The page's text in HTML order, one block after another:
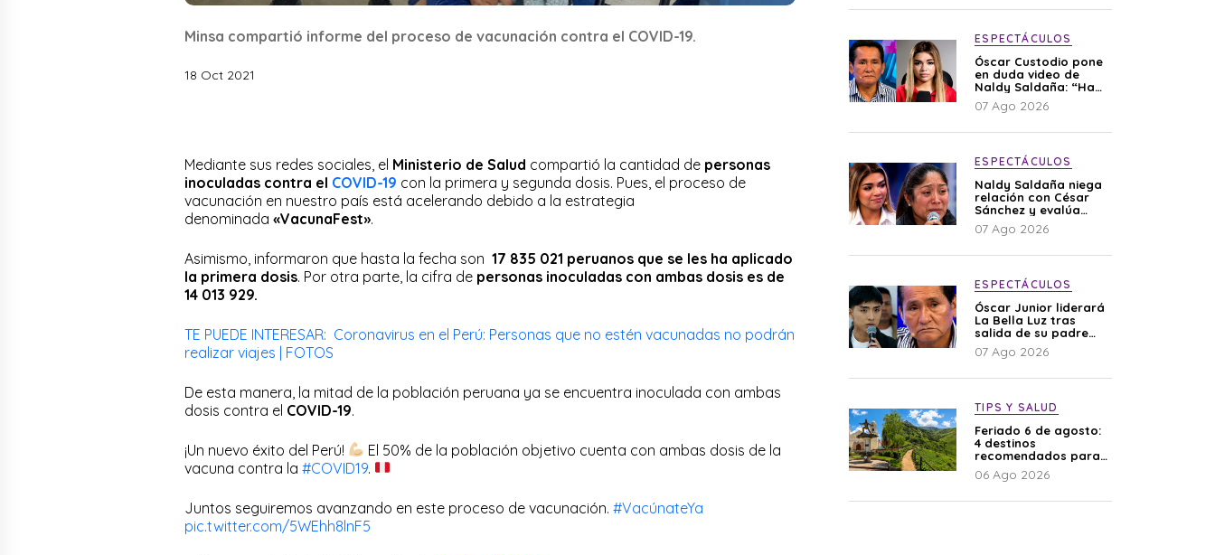
Minsa compartió informe del proceso de vacunación contra el COVID-19.
18 Oct 2021
Mediante sus redes sociales, el Ministerio de Salud compartió la cantidad de personas
inoculadas contra el COVID-19 con la primera y segunda dosis. Pues, el proceso de
vacunación en nuestro país está acelerando debido a la estrategia
denominada «VacunaFest».
Asimismo, informaron que hasta la fecha son 17 835 021 peruanos que se les ha aplicado
la primera dosis. Por otra parte, la cifra de personas inoculadas con ambas dosis es de
14 013 929.
TE PUEDE INTERESAR: Coronavirus en el Perú: Personas que no estén vacunadas no podrán
realizar viajes | FOTOS
De esta manera, la mitad de la población peruana ya se encuentra inoculada con ambas
dosis contra el COVID-19.
¡Un nuevo éxito del Perú!
El 50% de la población objetivo cuenta con ambas dosis de la
vacuna contra la #COVID19.
Juntos seguiremos avanzando en este proceso de vacunación. #VacúnateYa
pic.twitter.com/5WEhh8lnF5
ESPECTÁCULOS
Óscar Custodio pone
en duda video de
Naldy Saldaña: “Hay
cosas que de repente
se han editado”
07 Ago 2026
ESPECTÁCULOS
Naldy Saldaña niega
relación con César
Sánchez y evalúa
denunciar a su
esposa: “Es una
07 Ago 2026
ESPECTÁCULOS
Óscar Junior liderará
La Bella Luz tras
salida de su padre
por polémica con
Naldy Saldaña
07 Ago 2026
TIPS Y SALUD
Feriado 6 de agosto:
4 destinos
recomendados para
disfrutar el descanso
06 Ago 2026